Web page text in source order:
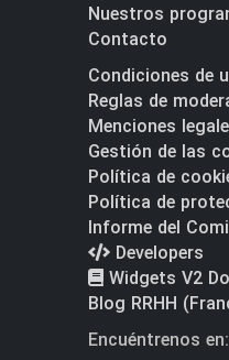
Nuestros
Contacto
Condiciones de
Reglas de
Menciones
Gestión de las
Política de
Política de
Informe del
Developers
Widgets V2
Blog RRHH
Encuéntrenos en: